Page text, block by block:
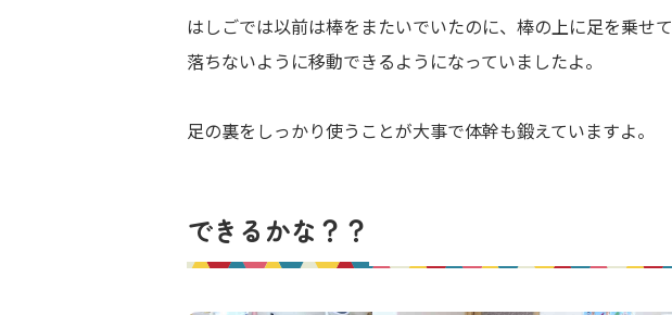
はしごでは以前は棒をまたいでいたのに、棒の上に足を乗せて
落ちないように移動できるようになっていましたよ。
足の裏をしっかり使うことが大事で体幹も鍛えていますよ。
できるかな？？